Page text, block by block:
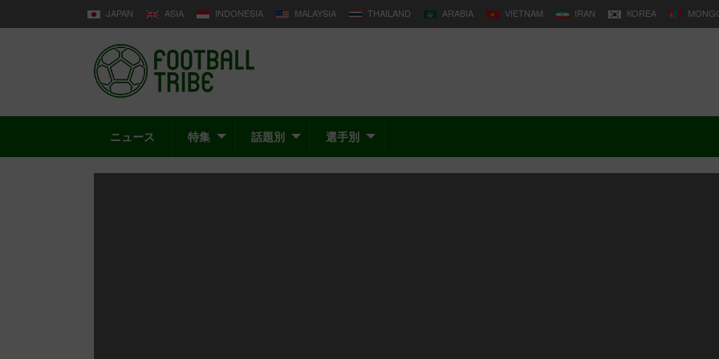
JAPAN ASIA INDONESIA MALAYSIA THAILAND ARABIA VIETNAM IRAN KOREA
ニュース 特集 話題別 選手別